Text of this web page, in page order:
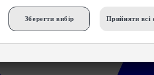
Зберегти вибір Прийняти всі